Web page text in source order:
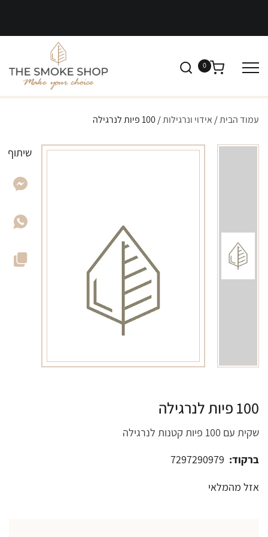
0
עמוד הבית/ אידוי ונרגילות/ 100 פיות לנרגילה
100 פיות לנרגילה
שקית עם 100 פיות קטנות לנרגילה
ברקוד:
אזל מהמלאי
שיתוף